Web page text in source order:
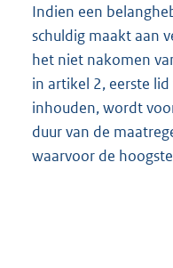
Indien een
schuldig maakt aan
het niet nakomen
in artikel 2, eerste
inhouden, wordt
duur van de
waarvoor de